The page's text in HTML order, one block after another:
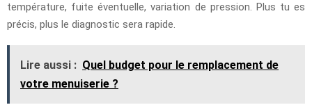
température, fuite éventuelle, variation de pression. Plus tu es
précis, plus le diagnostic sera rapide.
Lire aussi : Quel budget pour le remplacement de
votre menuiserie ?